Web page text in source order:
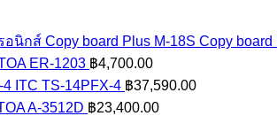
Copy board
ER-1203 ฿4,700.00
ITC TS-14PFX-4 ฿37,590.00
A-3512D ฿23,400.00